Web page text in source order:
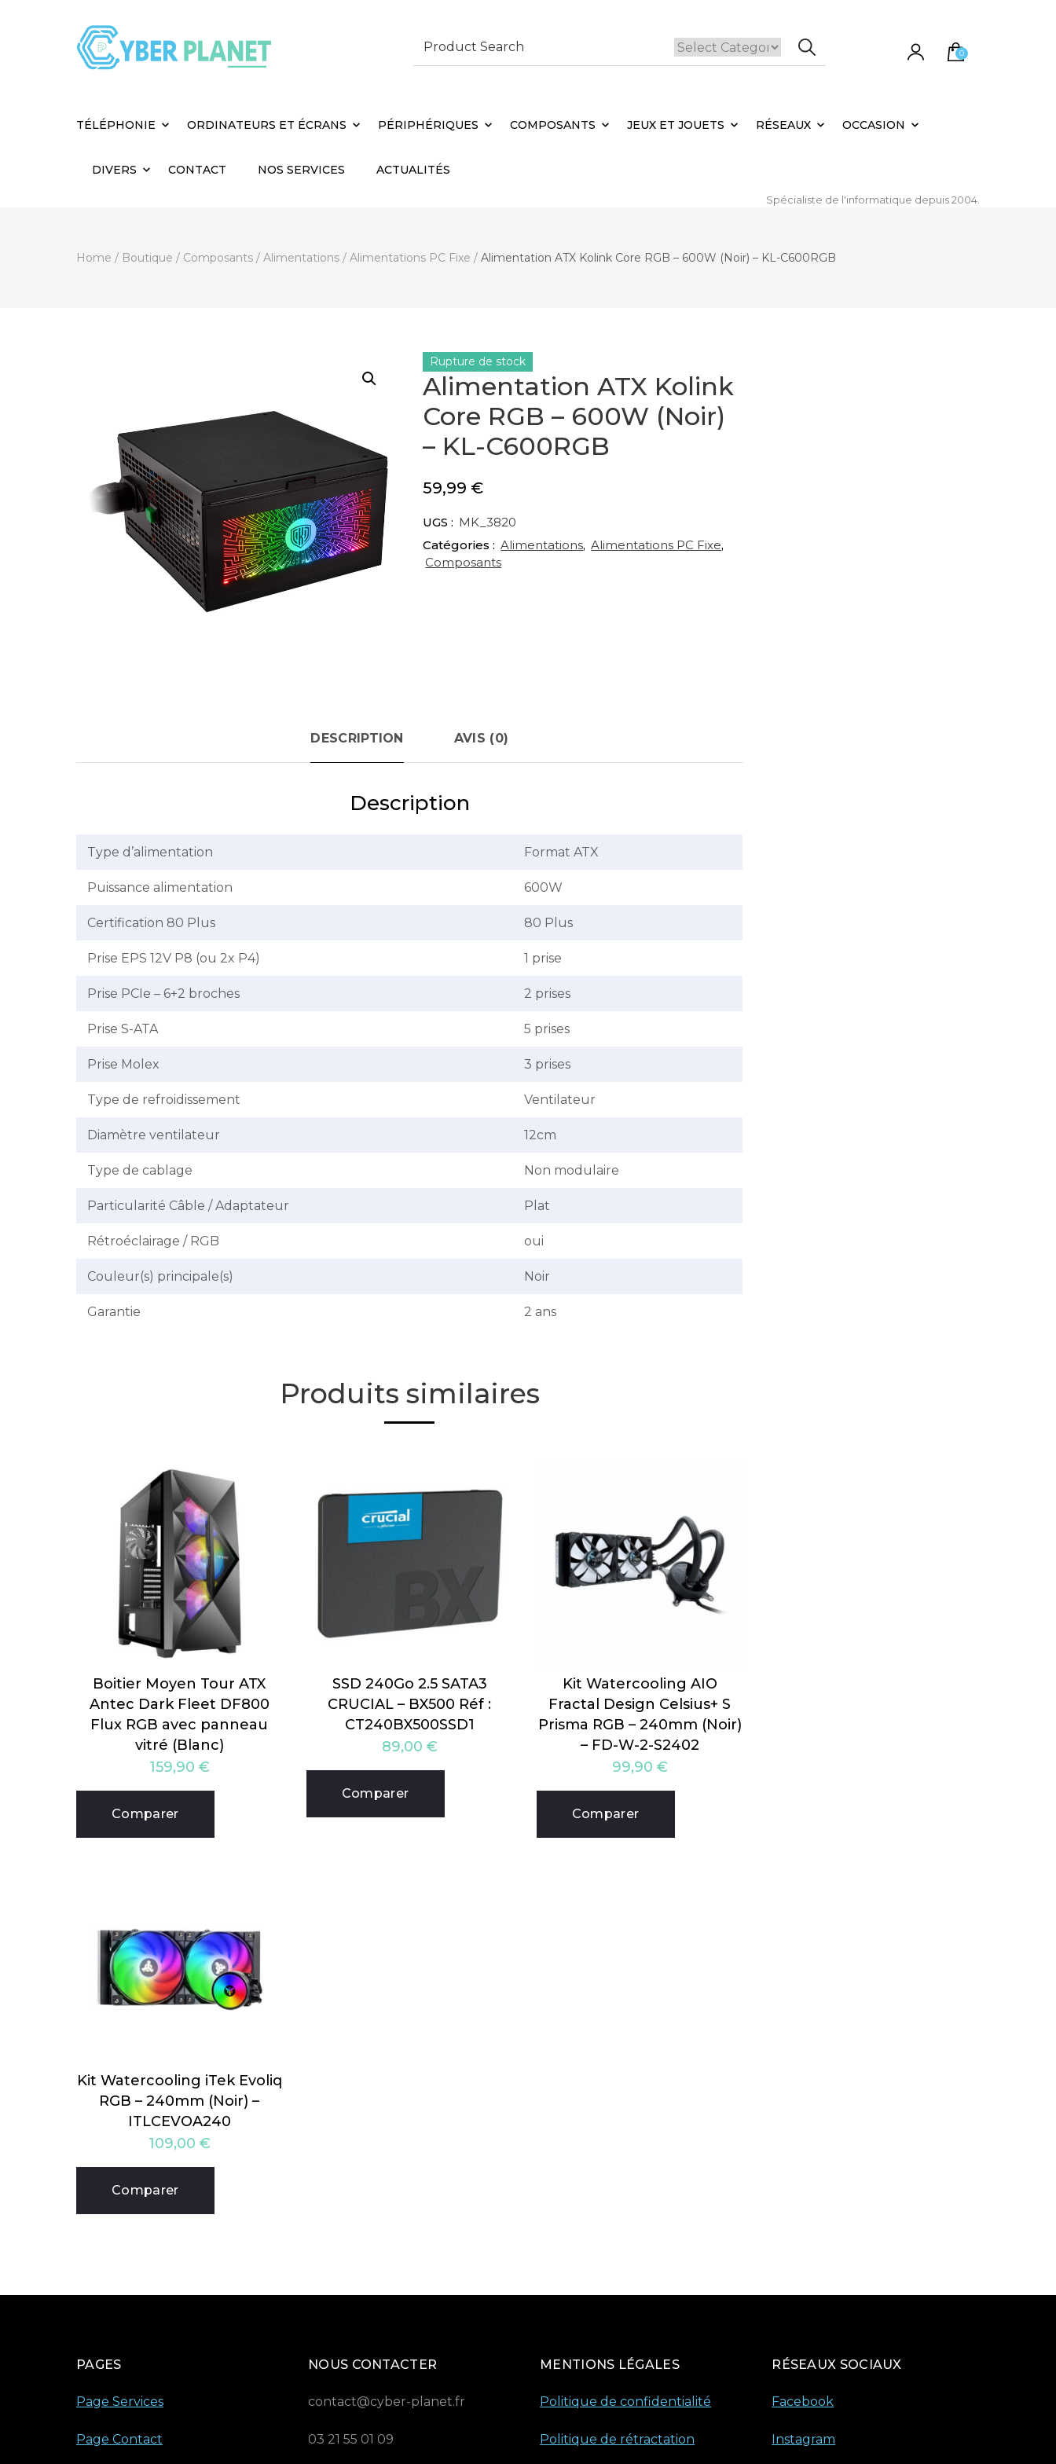
Search
for:
0
TÉLÉPHONIE ORDINATEURS ET ÉCRANS PÉRIPHÉRIQUES COMPOSANTS JEUX ET JOUETS RÉSEAUX OCCASION
DIVERS CONTACT NOS SERVICES ACTUALITÉS
Spécialiste de l'informatique depuis 2004.
Home / Boutique / Composants / Alimentations / Alimentations PC Fixe / Alimentation ATX Kolink Core RGB – 600W (Noir) – KL-C600RGB
Alimentation ATX Kolink
Core RGB – 600W (Noir)
– KL-C600RGB
59,99 €
Rupture de stock
UGS : MK_3820
Catégories : Alimentations, Alimentations PC Fixe,
Composants
DESCRIPTION AVIS (0)
Description
Type d’alimentation Format ATX
Puissance alimentation 600W
Certification 80 Plus 80 Plus
Prise EPS 12V P8 (ou 2x P4) 1 prise
Prise PCIe – 6+2 broches 2 prises
Prise S-ATA 5 prises
Prise Molex 3 prises
Type de refroidissement Ventilateur
Diamètre ventilateur 12cm
Type de cablage Non modulaire
Particularité Câble / Adaptateur Plat
Rétroéclairage / RGB oui
Couleur(s) principale(s) Noir
Garantie 2 ans
Produits similaires
Boitier Moyen Tour ATX
Antec Dark Fleet DF800
Flux RGB avec panneau
vitré (Blanc)
159,90 €
Comparer
SSD 240Go 2.5 SATA3
CRUCIAL – BX500 Réf :
CT240BX500SSD1
89,00 €
Comparer
Kit Watercooling AIO
Fractal Design Celsius+ S
Prisma RGB – 240mm (Noir)
– FD-W-2-S2402
99,90 €
Comparer
Kit Watercooling iTek Evoliq
RGB – 240mm (Noir) –
ITLCEVOA240
109,00 €
Comparer
PAGES
Page Services
Page Contact
NOUS CONTACTER
contact@cyber-planet.fr
03 21 55 01 09
MENTIONS LÉGALES
Politique de confidentialité
Politique de rétractation
RÉSEAUX SOCIAUX
Facebook
Instagram